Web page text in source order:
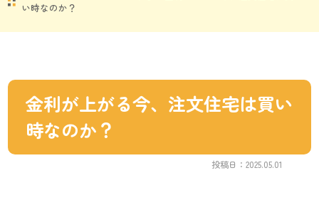
い時なのか？
金利が上がる今、注文住宅は買い
時なのか？
投稿日：2025.05.01